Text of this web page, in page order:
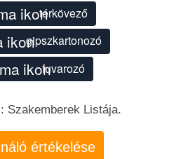
térkövező
gipszkartonozó
fuvarozó
Szakemberek Listája.
értékelése